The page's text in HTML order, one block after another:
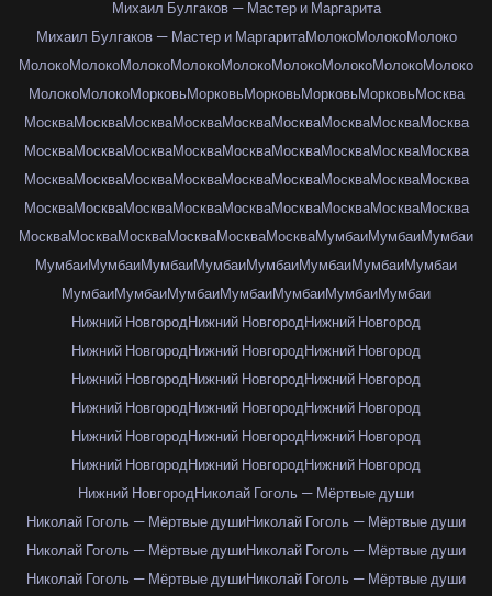
Михаил Булгаков — Мастер и Маргарита
Михаил Булгаков — Мастер и МаргаритаМолокоМолокоМолоко
МолокоМолокоМолокоМолокоМолокоМолокоМолокоМолокоМолоко
МолокоМолокоМорковьМорковьМорковьМорковьМорковьМосква
МоскваМоскваМоскваМоскваМоскваМоскваМоскваМоскваМосква
МоскваМоскваМоскваМоскваМоскваМоскваМоскваМоскваМосква
МоскваМоскваМоскваМоскваМоскваМоскваМоскваМоскваМосква
МоскваМоскваМоскваМоскваМоскваМоскваМоскваМоскваМосква
МоскваМоскваМоскваМоскваМоскваМоскваМумбаиМумбаиМумбаи
МумбаиМумбаиМумбаиМумбаиМумбаиМумбаиМумбаиМумбаи
МумбаиМумбаиМумбаиМумбаиМумбаиМумбаиМумбаи
Нижний НовгородНижний НовгородНижний Новгород
Нижний НовгородНижний НовгородНижний Новгород
Нижний НовгородНижний НовгородНижний Новгород
Нижний НовгородНижний НовгородНижний Новгород
Нижний НовгородНижний НовгородНижний Новгород
Нижний НовгородНижний НовгородНижний Новгород
Нижний НовгородНиколай Гоголь — Мёртвые души
Николай Гоголь — Мёртвые душиНиколай Гоголь — Мёртвые души
Николай Гоголь — Мёртвые душиНиколай Гоголь — Мёртвые души
Николай Гоголь — Мёртвые душиНиколай Гоголь — Мёртвые души